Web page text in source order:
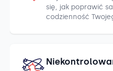
się, jak poprawić
codzienność